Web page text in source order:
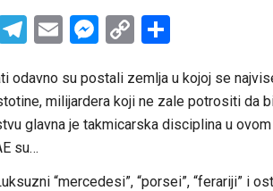
Telegram
EmailMessenger
CopyShare
odavno su postali zemlja u kojoj se
milijardera koji ne zale potrositi da
glavna je takmicarska disciplina u
su…
“mercedesi”, “porsei”, “ferariji” i